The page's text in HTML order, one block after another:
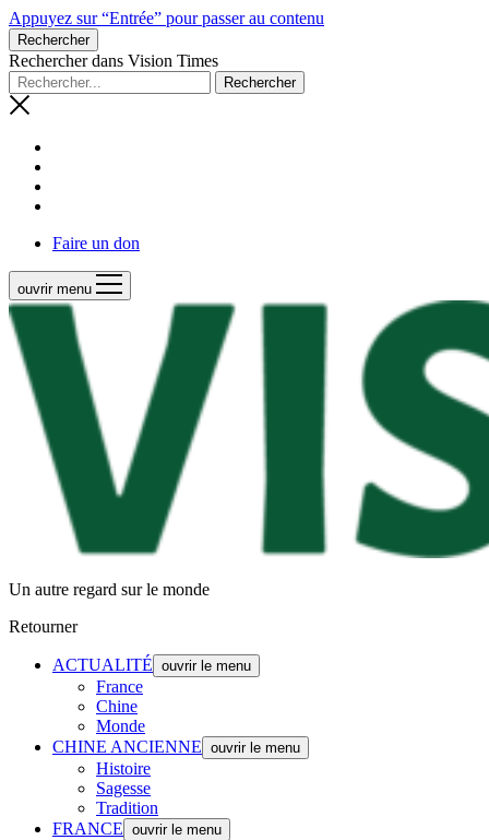
Appuyez sur “Entrée” pour passer au contenu
Rechercher
Rechercher dans Vision Times
Faire un don
ouvrir menu
Un autre regard sur le monde
Retourner
ACTUALITÉ ouvrir le menu
France
Chine
Monde
CHINE ANCIENNE ouvrir le menu
Histoire
Sagesse
Tradition
FRANCE ouvrir le menu